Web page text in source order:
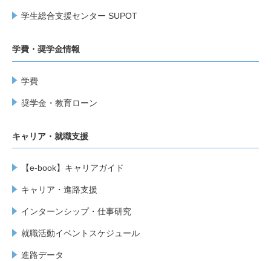
学生総合支援センター SUPOT
学費・奨学金情報
学費
奨学金・教育ローン
キャリア・就職支援
【e-book】キャリアガイド
キャリア・進路支援
インターンシップ・仕事研究
就職活動イベントスケジュール
進路データ